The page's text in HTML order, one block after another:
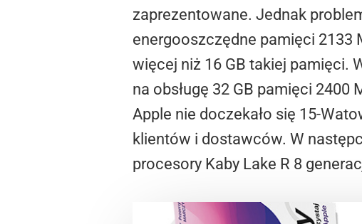
zaprezentowane. Jednak
energooszczędne pamięci 2133
więcej niż 16 GB takiej pamięci.
na obsługę 32 GB pamięci 2400
Apple nie doczekało się 15-
klientów i dostawców. W
procesory Kaby Lake R 8